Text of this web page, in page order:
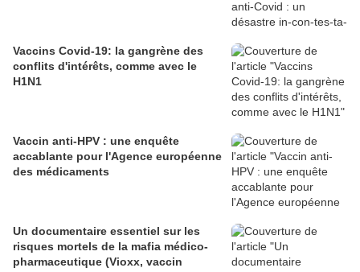
Vaccins Covid-19: la gangrène des
conflits d'intérêts, comme avec le
H1N1
Vaccin anti-HPV : une enquête
accablante pour l'Agence européenne
des médicaments
Un documentaire essentiel sur les
risques mortels de la mafia médico-
pharmaceutique (Vioxx, vaccin